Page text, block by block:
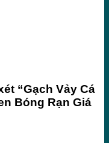
“Gạch Vảy Cá
Bóng Rạn Giá